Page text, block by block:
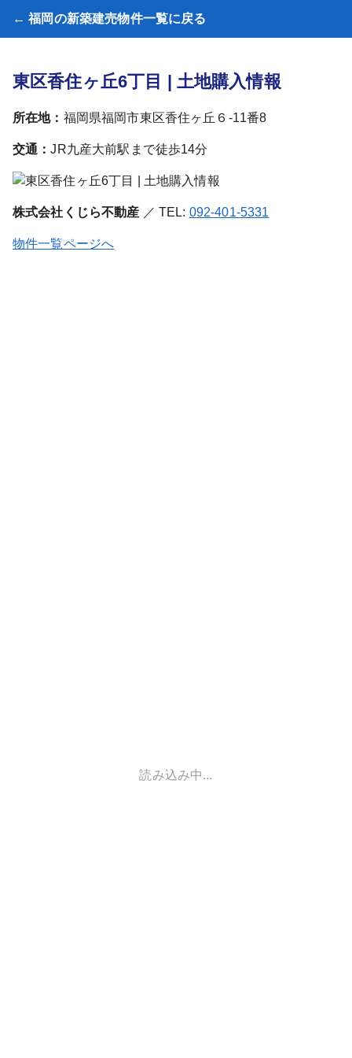
← 福岡の新築建売物件一覧に戻る
東区香住ヶ丘6丁目 | 土地購入情報
所在地： 福岡県福岡市東区香住ヶ丘６-11番8
交通：JR九産大前駅まで徒歩14分
株式会社くじら不動産 ／ TEL: 092-401-5331
物件一覧ページへ
読み込み中...